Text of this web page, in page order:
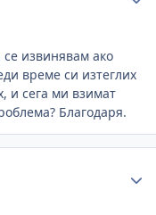
извинявам ако
време си изтеглих
и сега ми взимат
Благодаря.